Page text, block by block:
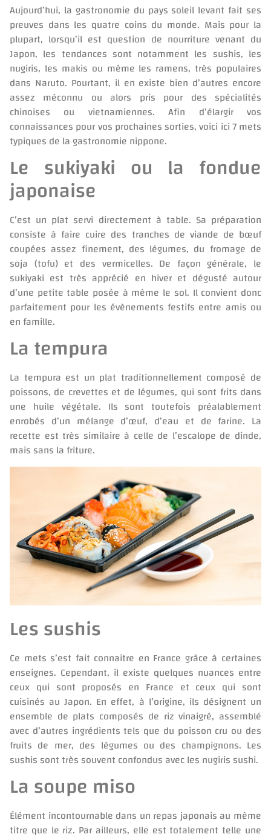
Aujourd’hui, la gastronomie du pays soleil levant fait ses
preuves dans les quatre coins du monde. Mais pour la
plupart, lorsqu’il est question de nourriture venant du
Japon, les tendances sont notamment les sushis, les
nugiris, les makis ou même les ramens, très populaires
dans Naruto. Pourtant, il en existe bien d’autres encore
assez méconnu ou alors pris pour des spécialités
chinoises ou vietnamiennes. Afin d’élargir vos
connaissances pour vos prochaines sorties, voici ici 7 mets
typiques de la gastronomie nippone.
Le sukiyaki ou la fondue
japonaise
C’est un plat servi directement à table. Sa préparation
consiste à faire cuire des tranches de viande de bœuf
coupées assez finement, des légumes, du fromage de
soja (tofu) et des vermicelles. De façon générale, le
sukiyaki est très apprécié en hiver et dégusté autour
d’une petite table posée à même le sol. Il convient donc
parfaitement pour les évènements festifs entre amis ou
en famille.
La tempura
La tempura est un plat traditionnellement composé de
poissons, de crevettes et de légumes, qui sont frits dans
une huile végétale. Ils sont toutefois préalablement
enrobés d’un mélange d’œuf, d’eau et de farine. La
recette est très similaire à celle de l’escalope de dinde,
mais sans la friture.
Les sushis
Ce mets s’est fait connaitre en France grâce à certaines
enseignes. Cependant, il existe quelques nuances entre
ceux qui sont proposés en France et ceux qui sont
cuisinés au Japon. En effet, à l’origine, ils désignent un
ensemble de plats composés de riz vinaigré, assemblé
avec d’autres ingrédients tels que du poisson cru ou des
fruits de mer, des légumes ou des champignons. Les
sushis sont très souvent confondus avec les nugiris sushi.
La soupe miso
Élément incontournable dans un repas japonais au même
titre que le riz. Par ailleurs, elle est totalement telle une